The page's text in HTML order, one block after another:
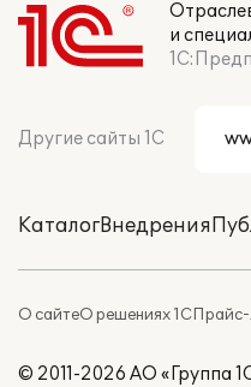
и
Другие сайты 1С
КаталогВнедрения
О сайтеО решениях 1С
© 2011-2026 АО «Группа